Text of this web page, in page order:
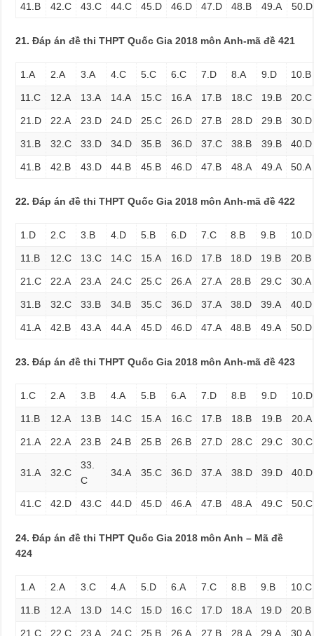
41.B 42.C 43.C 44.C 45.D 46.D 47.D 48.B 49.A 50.D
21.Đáp án đề thi THPT Quốc Gia 2018 môn Anh-mã đề 421
1.A 2.A 3.A 4.C 5.C 6.C 7.D 8.A 9.D 10.B
11.C 12.A 13.A 14.A 15.C 16.A 17.B 18.C 19.B 20.C
21.D 22.A 23.D 24.D 25.C 26.D 27.B 28.D 29.B 30.D
31.B 32.C 33.D 34.D 35.B 36.D 37.C 38.B 39.B 40.D
41.B 42.B 43.D 44.B 45.B 46.D 47.B 48.A 49.A 50.A
22.Đáp án đề thi THPT Quốc Gia 2018 môn Anh-mã đề 422
1.D 2.C 3.B 4.D 5.B 6.D 7.C 8.B 9.B 10.D
11.B 12.C 13.C 14.C 15.A 16.D 17.B 18.D 19.B 20.B
21.C 22.A 23.A 24.C 25.C 26.A 27.A 28.B 29.C 30.A
31.B 32.C 33.B 34.B 35.C 36.D 37.A 38.D 39.A 40.D
41.A 42.B 43.A 44.A 45.D 46.D 47.A 48.B 49.A 50.D
23.Đáp án đề thi THPT Quốc Gia 2018 môn Anh-mã đề 423
1.C 2.A 3.B 4.A 5.B 6.A 7.D 8.B 9.D 10.D
11.B 12.A 13.B 14.C 15.A 16.C 17.B 18.B 19.B 20.A
21.A 22.A 23.B 24.B 25.B 26.B 27.D 28.C 29.C 30.C
31.A 32.C
33.
C
34.A 35.C 36.D 37.A 38.D 39.D 40.D
41.C 42.D 43.C 44.D 45.D 46.A 47.B 48.A 49.C 50.C
24.Đáp án đề thi THPT Quốc Gia 2018 môn Anh – Mã đề
424
1.A 2.A 3.C 4.A 5.D 6.A 7.C 8.B 9.B 10.C
11.B 12.A 13.D 14.C 15.D 16.C 17.D 18.A 19.D 20.B
21.C 22.C 23.A 24.C 25.B 26.A 27.B 28.A 29.A 30.A